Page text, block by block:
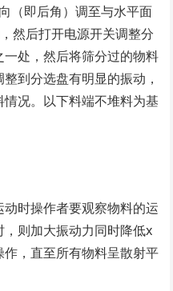
（即后角）调至与水平面
然后打开电源开关调整分
处，然后将筛分过的物料
到分选盘有明显的振动，
况。以下料端不堆料为基
时操作者要观察物料的运
则加大振动力同时降低x
，直至所有物料呈散射平